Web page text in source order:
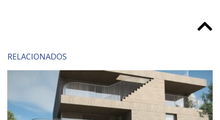
RELACIONADOS